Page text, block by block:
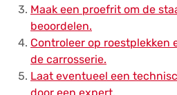
Maak een proefrit om de
beoordelen.
Controleer op roestplekken
de carrosserie.
Laat eventueel een